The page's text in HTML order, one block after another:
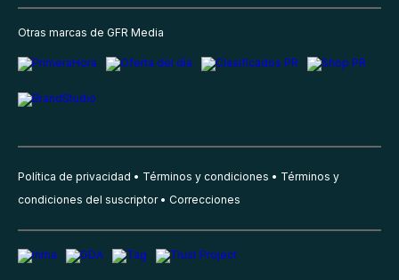
Otras marcas de GFR Media
Política de privacidad Términos y condiciones
Términos y
condiciones del suscriptor
Correcciones